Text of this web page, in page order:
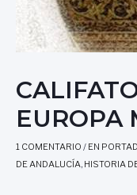
EUROPA
1 COMENTARIO / EN
DE ANDALUCÍA, HISTORIA